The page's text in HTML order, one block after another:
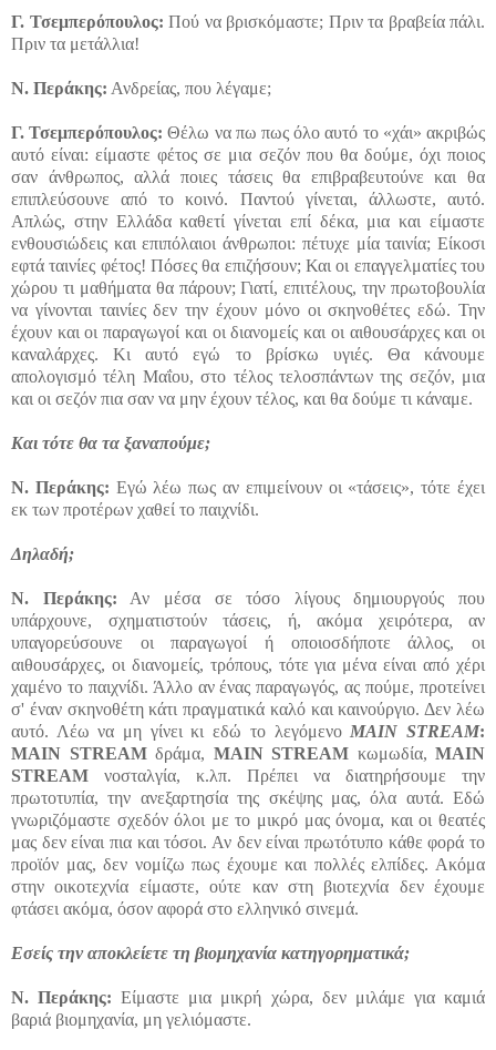
Γ. Τσεμπερόπουλος: Πού να βρισκόμαστε; Πριν τα βραβεία πάλι.
Πριν τα μετάλλια!
Ν. Περάκης: Ανδρείας, που λέγαμε;
Γ. Τσεμπερόπουλος: Θέλω να πω πως όλο αυτό το «χάι» ακριβώς
αυτό είναι: είμαστε φέτος σε μια σεζόν που θα δούμε, όχι ποιος
σαν άνθρωπος, αλλά ποιες τάσεις θα επιβραβευτούνε και θα
επιπλεύσουνε από το κοινό. Παντού γίνεται, άλλωστε, αυτό.
Απλώς, στην Ελλάδα καθετί γίνεται επί δέκα, μια και είμαστε
ενθουσιώδεις και επιπόλαιοι άνθρωποι: πέτυχε μία ταινία; Είκοσι
εφτά ταινίες φέτος! Πόσες θα επιζήσουν; Και οι επαγγελματίες του
χώρου τι μαθήματα θα πάρουν; Γιατί, επιτέλους, την πρωτοβουλία
να γίνονται ταινίες δεν την έχουν μόνο οι σκηνοθέτες εδώ. Την
έχουν και οι παραγωγοί και οι διανομείς και οι αιθουσάρχες και οι
καναλάρχες. Κι αυτό εγώ το βρίσκω υγιές. Θα κάνουμε
απολογισμό τέλη Μαΐου, στο τέλος τελοσπάντων της σεζόν, μια
και οι σεζόν πια σαν να μην έχουν τέλος, και θα δούμε τι κάναμε.
Και τότε θα τα ξαναπούμε;
Ν. Περάκης: Εγώ λέω πως αν επιμείνουν οι «τάσεις», τότε έχει
εκ των προτέρων χαθεί το παιχνίδι.
Δηλαδή;
Ν. Περάκης: Αν μέσα σε τόσο λίγους δημιουργούς που
υπάρχουνε, σχηματιστούν τάσεις, ή, ακόμα χειρότερα, αν
υπαγορεύσουνε οι παραγωγοί ή οποιοσδήποτε άλλος, οι
αιθουσάρχες, οι διανομείς, τρόπους, τότε για μένα είναι από χέρι
χαμένο το παιχνίδι. Άλλο αν ένας παραγωγός, ας πούμε, προτείνει
σ' έναν σκηνοθέτη κάτι πραγματικά καλό και καινούργιο. Δεν λέω
αυτό. Λέω να μη γίνει κι εδώ το λεγόμενο ΜΑΙΝ STREAM:
ΜΑΙΝ STREAM δράμα, ΜΑΙΝ STREAM κωμωδία, ΜΑΙΝ
STREAM νοσταλγία, κ.λπ. Πρέπει να διατηρήσουμε την
πρωτοτυπία, την ανεξαρτησία της σκέψης μας, όλα αυτά. Εδώ
γνωριζόμαστε σχεδόν όλοι με το μικρό μας όνομα, και οι θεατές
μας δεν είναι πια και τόσοι. Αν δεν είναι πρωτότυπο κάθε φορά το
προϊόν μας, δεν νομίζω πως έχουμε και πολλές ελπίδες. Ακόμα
στην οικοτεχνία είμαστε, ούτε καν στη βιοτεχνία δεν έχουμε
φτάσει ακόμα, όσον αφορά στο ελληνικό σινεμά.
Εσείς την αποκλείετε τη βιομηχανία κατηγορηματικά;
Ν. Περάκης: Είμαστε μια μικρή χώρα, δεν μιλάμε για καμιά
βαριά βιομηχανία, μη γελιόμαστε.